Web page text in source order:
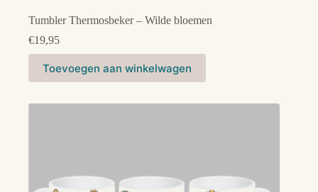
Tumbler Thermosbeker – Wilde bloemen
€19,95
Toevoegen aan winkelwagen